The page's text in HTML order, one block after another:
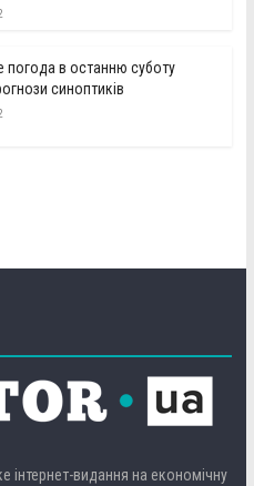
погода в останню суботу
синоптиків
інтернет-видання на економічну